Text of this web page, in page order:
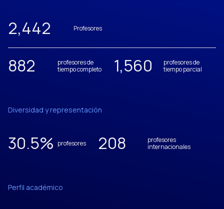
2,442 Profesores
882
profesores de
tiempo completo
1,560
profesores de
tiempo parcial
Diversidad y representación
30.5% profesores 208
profesores
internacionales
Perfil académico